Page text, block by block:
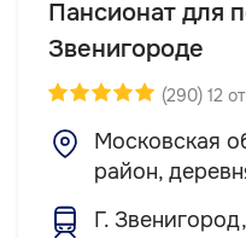
Пансионат для
Звенигороде
(290) 12
Московская
район,
Г.